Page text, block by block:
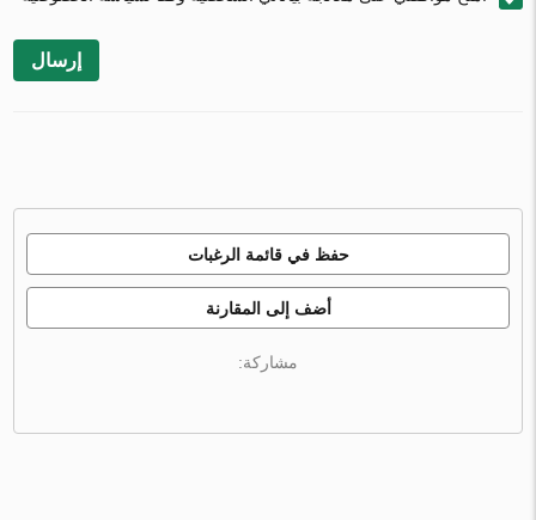
إرسال
حفظ في قائمة الرغبات
أضف إلى المقارنة
مشاركة: